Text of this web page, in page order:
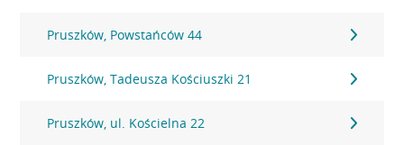
Pruszków, Powstańców 44
Pruszków, Tadeusza Kościuszki 21
Pruszków, ul. Kościelna 22